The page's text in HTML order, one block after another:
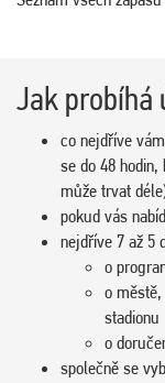
Jak probíhá
co nejdříve
se do 48
může trvat
pokud vás
nejdříve 7 až 5
o
o
stadionu
o
společně se